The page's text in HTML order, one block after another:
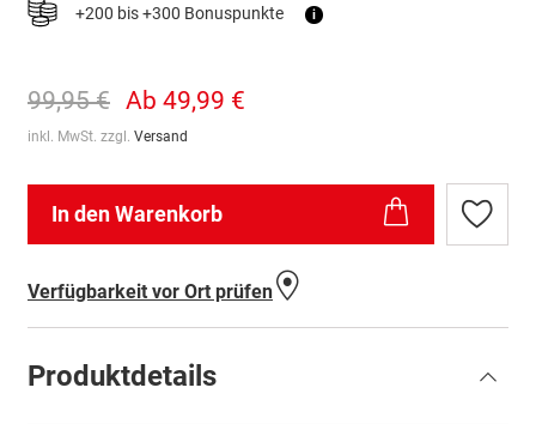
+200 bis +300 Bonuspunkte i
99,95 € Ab 49,99 €
inkl. MwSt. zzgl. Versand
In den Warenkorb
Zur
Verfügbarkeit vor Ort prüfen
Produktdetails